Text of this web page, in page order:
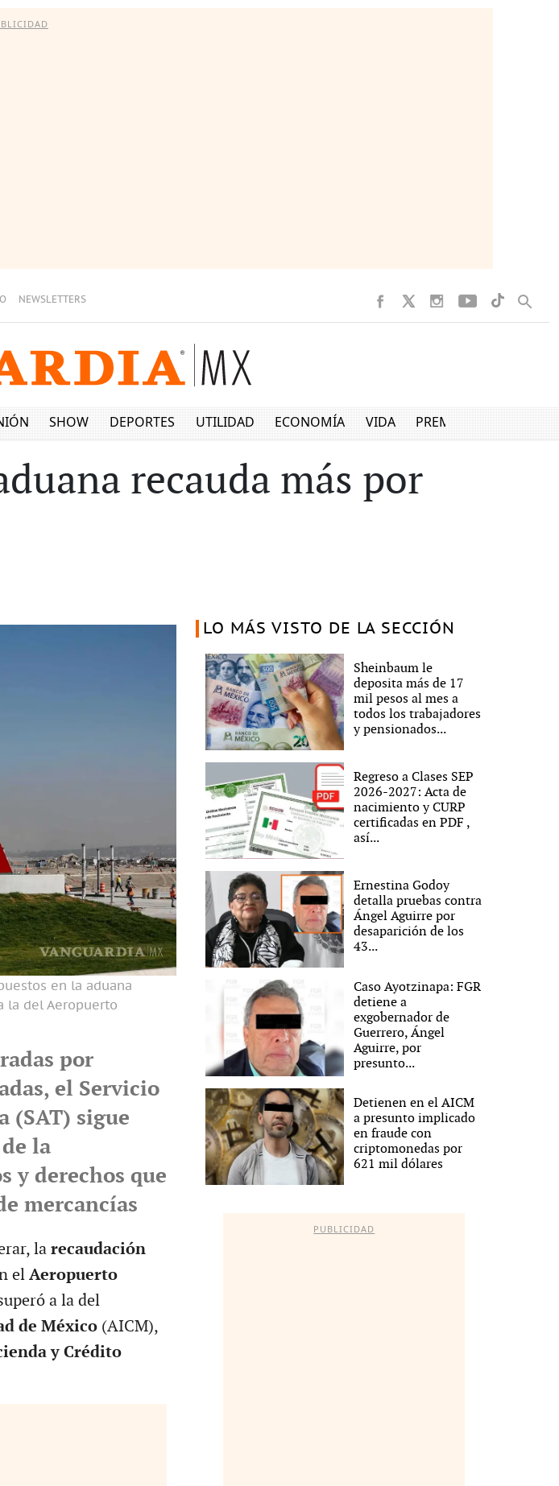
NEWSLETTERS
SHOW DEPORTES UTILIDAD ECONOMÍA VIDA PREMIUM
recauda más por
en la aduana
la del Aeropuerto
por
el Servicio
(SAT) sigue
la
y derechos que
mercancías
la recaudación
el Aeropuerto
a la del
de México(AICM),
y Crédito
LO MÁS VISTO DE LA SECCIÓN
Sheinbaum le
deposita más de 17
mil pesos al mes a
todos los trabajadores
y pensionados...
Regreso a Clases SEP
2026-2027: Acta de
nacimiento y CURP
certificadas en PDF ,
así...
Ernestina Godoy
detalla pruebas contra
Ángel Aguirre por
desaparición de los
43...
Caso Ayotzinapa: FGR
detiene a
exgobernador de
Guerrero, Ángel
Aguirre, por
presunto...
Detienen en el AICM
a presunto implicado
en fraude con
criptomonedas por
621 mil dólares
PUBLICIDAD